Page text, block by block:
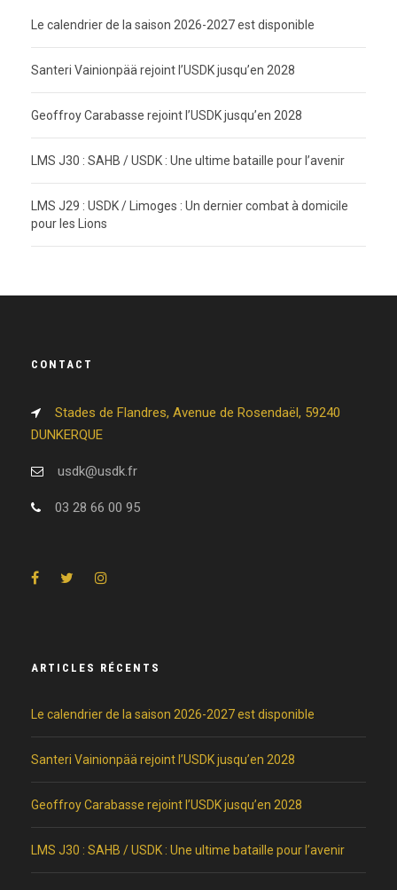
Le calendrier de la saison 2026-2027 est disponible
Santeri Vainionpää rejoint l’USDK jusqu’en 2028
Geoffroy Carabasse rejoint l’USDK jusqu’en 2028
LMS J30 : SAHB / USDK : Une ultime bataille pour l’avenir
LMS J29 : USDK / Limoges : Un dernier combat à domicile
pour les Lions
CONTACT
Stades de Flandres, Avenue de Rosendaël, 59240
DUNKERQUE
usdk@usdk.fr
03 28 66 00 95
ARTICLES RÉCENTS
Le calendrier de la saison 2026-2027 est disponible
Santeri Vainionpää rejoint l’USDK jusqu’en 2028
Geoffroy Carabasse rejoint l’USDK jusqu’en 2028
LMS J30 : SAHB / USDK : Une ultime bataille pour l’avenir